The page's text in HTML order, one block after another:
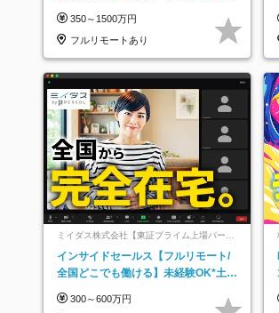
350～1500万円
フルリモートあり
ミイダス株式会社【東証プライム上場パーソ
インサイドセールス【フルリモート/
全国どこでも働ける】未経験OK*土日
300～600万円